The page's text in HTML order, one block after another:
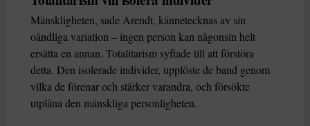
Mänskligheten, sade Arendt, kännetecknas av sin
oändliga variation – ingen person kan någonsin helt
ersätta en annan. Totalitarism syftade till att förstöra
detta. Den isolerade individer, upplöste de band genom
vilka de förenar och stärker varandra, och försökte
utplåna den mänskliga personligheten.